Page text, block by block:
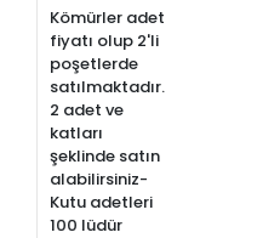
Kömürler adet
fiyatı olup 2'li
poşetlerde
satılmaktadır.
2 adet ve
katları
şeklinde satın
alabilirsiniz-
Kutu adetleri
100 lüdür